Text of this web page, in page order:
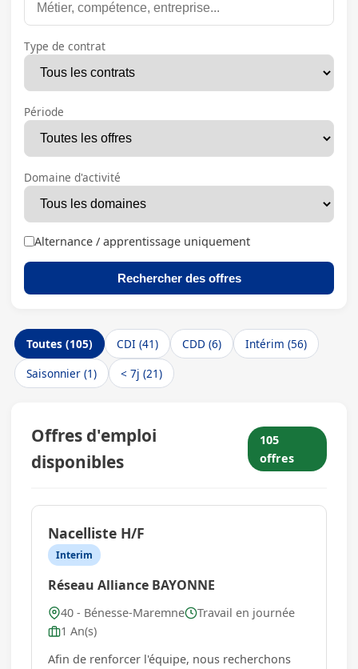
Type de contrat
Période
Domaine d'activité
Alternance / apprentissage uniquement
Rechercher des offres
Toutes (105) CDI (41) CDD (6)
Intérim (56)
Saisonnier (1)
< 7j (21)
Offres d'emploi
disponibles
105
offres
Nacelliste H/F
Interim
Réseau Alliance BAYONNE
40 - Bénesse-Maremne
Travail en journée
1 An(s)
Afin de renforcer l'équipe, nous recherchons